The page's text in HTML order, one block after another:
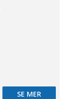
SE MER
SE MER